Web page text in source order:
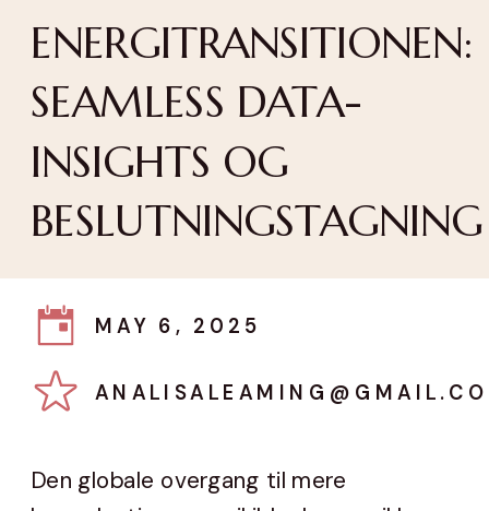
ENERGITRANSITIONEN:
SEAMLESS DATA-
INSIGHTS OG
BESLUTNINGSTAGNING
Den globale overgang til mere
MAY 6, 2025